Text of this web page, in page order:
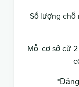
Số lượng chỗ
Mỗi cơ sở cử